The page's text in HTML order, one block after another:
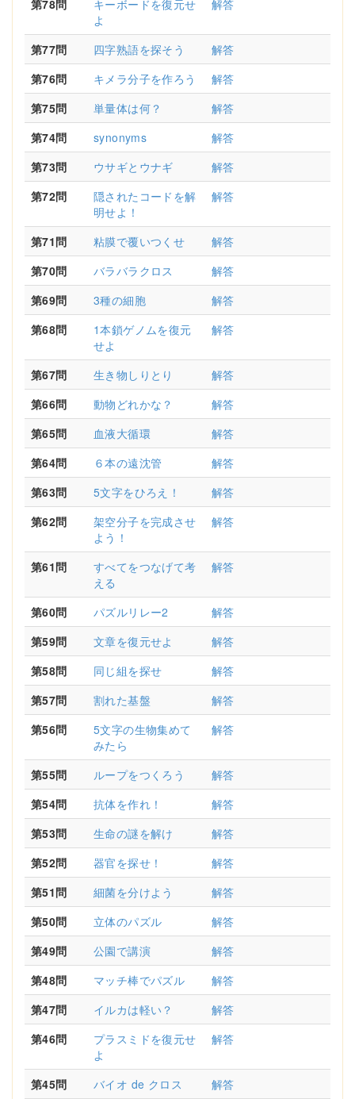
第78問
キーボードを復元せ
よ
解答
第77問 四字熟語を探そう
解答
第76問
キメラ分子を作ろう
解答
第75問
単量体は何？
解答
第74問
synonyms
解答
第73問
ウサギとウナギ
解答
第72問
隠されたコードを解
明せよ！
解答
第71問 粘膜で覆いつくせ
解答
第70問
バラバラクロス
解答
第69問
3種の細胞
解答
第68問
1本鎖ゲノムを復元
せよ
解答
第67問 生き物しりとり
解答
第66問
動物どれかな？
解答
第65問
血液大循環
解答
第64問
６本の遠沈管
解答
第63問
5文字をひろえ！
解答
第62問
架空分子を完成させ
よう！
解答
第61問
すべてをつなげて考
える
解答
第60問 パズルリレー2
解答
第59問
文章を復元せよ
解答
第58問
同じ組を探せ
解答
第57問
割れた基盤
解答
第56問
5文字の生物集めて
みたら
解答
第55問 ループをつくろう
解答
第54問
抗体を作れ！
解答
第53問
生命の謎を解け
解答
第52問
器官を探せ！
解答
第51問
細菌を分けよう
解答
第50問
立体のパズル
解答
第49問
公園で講演
解答
第48問
マッチ棒でパズル
解答
第47問
イルカは軽い？
解答
第46問
プラスミドを復元せ
よ
解答
第45問 バイオ de クロス
解答